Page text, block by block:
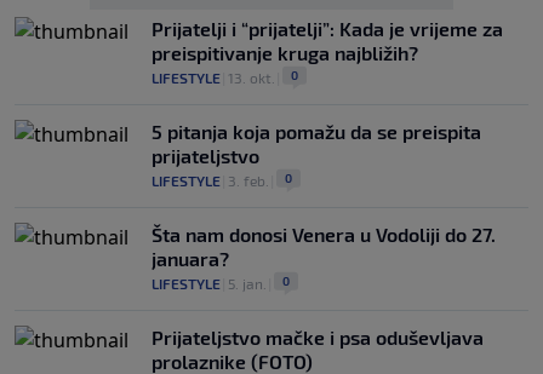
Prijatelji i “prijatelji”: Kada je vrijeme za
preispitivanje kruga najbližih?
LIFESTYLE 13. okt. 0
5 pitanja koja pomažu da se preispita
prijateljstvo
LIFESTYLE 3. feb. 0
Šta nam donosi Venera u Vodoliji do 27.
januara?
LIFESTYLE 5. jan. 0
Prijateljstvo mačke i psa oduševljava
prolaznike (FOTO)